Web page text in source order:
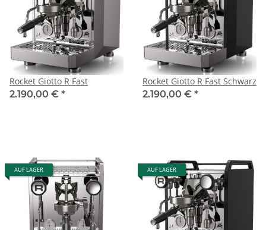
Rocket Giotto R Fast
2.190,00 € *
Rocket Giotto R Fast Schwarz
2.190,00 € *
AUF LAGER AUF LAGER